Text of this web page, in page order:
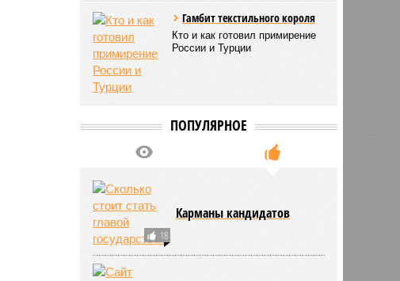
Гамбит текстильного короля
Кто и как готовил примирение
России и Турции
ПОПУЛЯРНОЕ
18
Карманы кандидатов